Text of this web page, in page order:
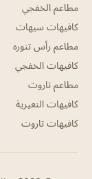
مطاعم الخفجي
كافيهات سيهات
مطاعم رأس تنوره
كافيهات الخفجي
مطاعم تاروت
كافيهات النعيرية
كافيهات تاروت